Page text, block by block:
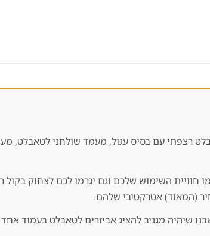
רצפתי עם בסיס עגול, מעמד שולחני לטאבלט,
השימוש שלכם וגם יגרמו לכם לצחוק בקול
(המאוד) אטרקטיבי שלהם.
שיהיה מגניב להציג אביזרים לטאבלט בעמוד